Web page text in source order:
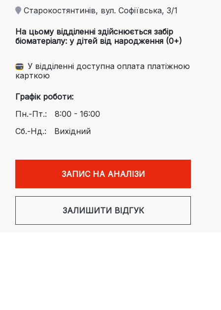
Старокостянтинів, вул. Софіївська, 3/1
На цьому відділенні здійснюється забір
біоматеріалу: у дітей від народження (0+)
У відділенні доступна оплата платіжною
карткою
Графік роботи:
Пн.-Пт.:
8:00 - 16:00
Сб.-Нд.:
Вихідний
ЗАПИС НА АНАЛІЗИ
ЗАЛИШИТИ ВІДГУК